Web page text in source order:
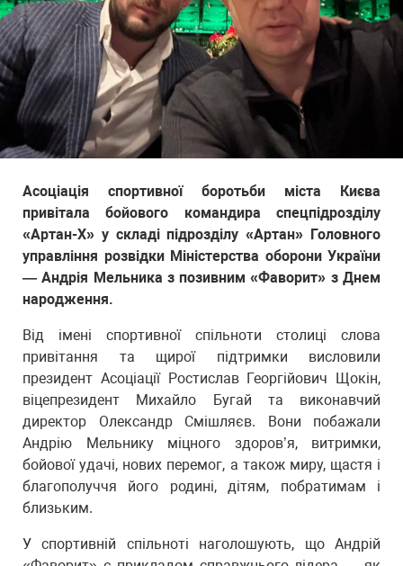
Асоціація спортивної боротьби міста Києва
привітала бойового командира спецпідрозділу
«Артан-Х» у складі підрозділу «Артан» Головного
управління розвідки Міністерства оборони України
— Андрія Мельника з позивним «Фаворит» з Днем
народження.
Від імені спортивної спільноти столиці слова
привітання та щирої підтримки висловили
президент Асоціації Ростислав Георгійович Щокін,
віцепрезидент Михайло Бугай та виконавчий
директор Олександр Смішляєв. Вони побажали
Андрію Мельнику міцного здоров’я, витримки,
бойової удачі, нових перемог, а також миру, щастя і
благополуччя його родині, дітям, побратимам і
близьким.
У спортивній спільноті наголошують, що Андрій